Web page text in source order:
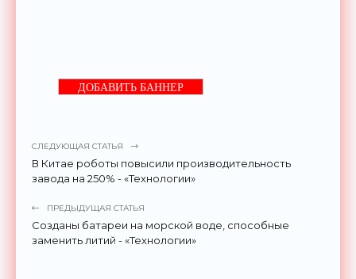
ДОБАВИТЬ БАННЕР
СЛЕДУЮЩАЯ СТАТЬЯ
В Китае роботы повысили производительность
завода на 250% - «Технологии»
ПРЕДЫДУЩАЯ СТАТЬЯ
Созданы батареи на морской воде, способные
заменить литий - «Технологии»